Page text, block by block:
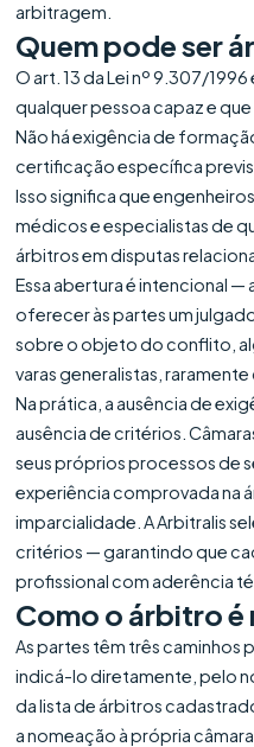
arbitragem.
Quem pode ser
O art. 13 da Lei nº 9.307/
qualquer pessoa capaz e
Não há exigência de
certificação específica
Isso significa que
médicos e especialistas de
árbitros em disputas
Essa abertura é intencional
oferecer às partes um
sobre o objeto do conflito,
varas generalistas,
Na prática, a ausência de
ausência de critérios.
seus próprios processos de
experiência comprovada na
imparcialidade. A Arbitralis
critérios — garantindo que
profissional com aderência
Como o árbitro é
As partes têm três caminhos
indicá-lo diretamente, pelo
da lista de árbitros
a nomeação à própria